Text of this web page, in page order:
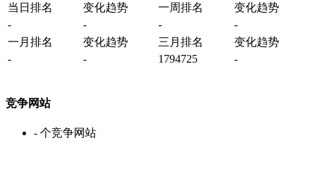
当日排名 变化趋势 一周排名
变化趋势
-
- -
-
一月排名
变化趋势 三月排名
变化趋势
-
- 1794725 -
竞争网站
- 个竞争网站